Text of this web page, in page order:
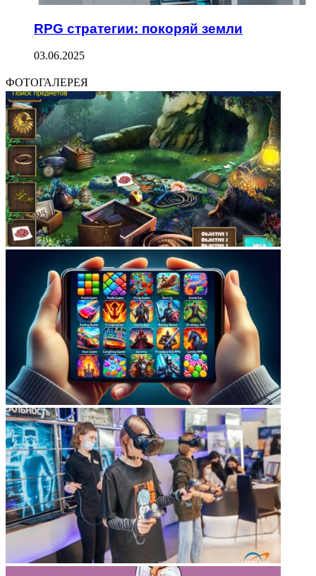
RPG стратегии: покоряй земли
03.06.2025
ФОТОГАЛЕРЕЯ